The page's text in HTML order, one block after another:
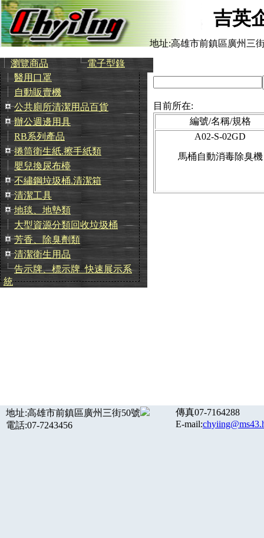
吉英
地址:高雄市前鎮區廣州三
瀏覽商品
電子型錄
醫用口罩
自動販賣機
公共廁所清潔用品百貨
辦公週邊用具
RB系列產品
捲筒衛生紙.擦手紙類
嬰兒換尿布檯
不繡鋼垃圾桶.清潔箱
清潔工具
地毯、地墊類
大型資源分類回收垃圾桶
芳香、除臭劑類
清潔衛生用品
告示牌、標示牌_快速展示系
統
目前所在:
編號/名稱/規格
A02-S-02GD
馬桶自動消毒除臭機
地址:高雄市前鎮區廣州三街50號
電話:07-7243456
傳真07-7164288
E-mail: